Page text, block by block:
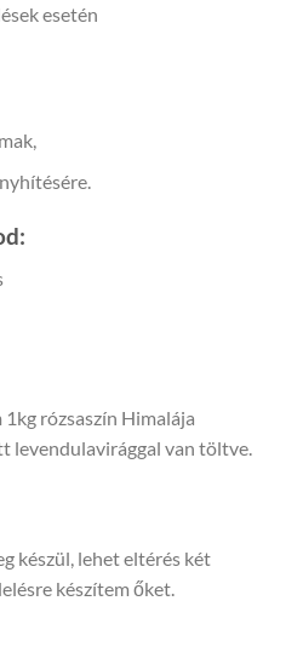
esetén
rózsaszín Himalája
levendulavirággal van töltve.
készül, lehet eltérés két
készítem őket.